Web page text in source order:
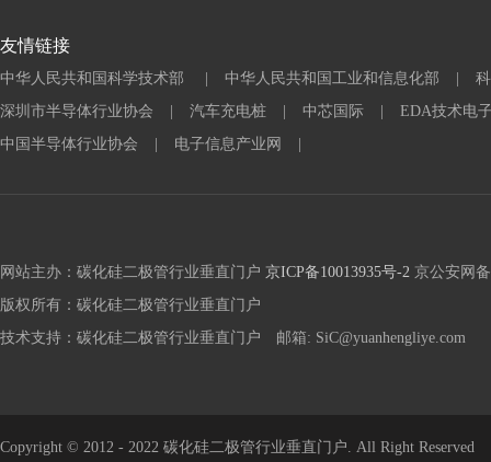
友情链接
中华人民共和国科学技术部 中华人民共和国工业和信息化部
深圳市半导体行业协会
汽车充电桩 中芯国际
EDA技术电
中国半导体行业协会
电子信息产业网
网站主办：碳化硅二极管行业垂直门户 京ICP备10013935号-2 京公安网
版权所有：碳化硅二极管行业垂直门户
技术支持：碳化硅二极管行业垂直门户 邮箱: SiC@yuanhengliye.com
Copyright © 2012 - 2022 碳化硅二极管行业垂直门户. All Right Reserved